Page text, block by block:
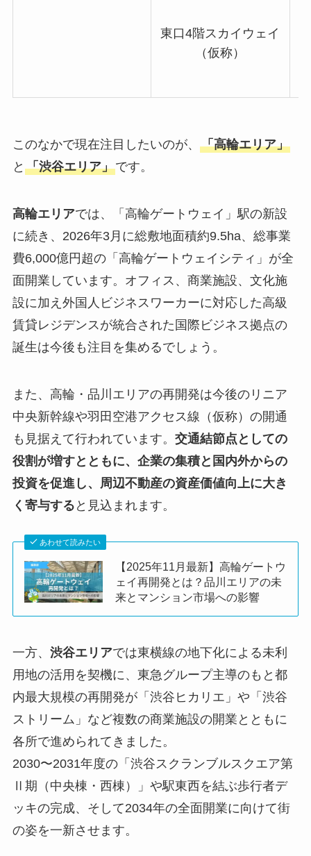
東口4階スカイウェイ
（仮称）
このなかで現在注目したいのが、 「高輪エリア」
と 「渋谷エリア」です。
高輪エリアでは、「高輪ゲートウェイ」駅の新設
に続き、2026年3月に総敷地面積約9.5ha、総事業
費6,000億円超の「高輪ゲートウェイシティ」が全
面開業しています。オフィス、商業施設、文化施
設に加え外国人ビジネスワーカーに対応した高級
賃貸レジデンスが統合された国際ビジネス拠点の
誕生は今後も注目を集めるでしょう。
また、高輪・品川エリアの再開発は今後のリニア
中央新幹線や羽田空港アクセス線（仮称）の開通
も見据えて行われています。 交通結節点としての
役割が増すとともに、企業の集積と国内外からの
投資を促進し、周辺不動産の資産価値向上に大き
く寄与する と見込まれます。
あわせて読みたい
【2025年11月最新】高輪ゲートウ
ェイ再開発とは？品川エリアの未
来とマンション市場への影響
一方、 渋谷エリアでは東横線の地下化による未利
用地の活用を契機に、東急グループ主導のもと都
内最大規模の再開発が「渋谷ヒカリエ」や「渋谷
ストリーム」など複数の商業施設の開業とともに
各所で進められてきました。
2030〜2031年度の「渋谷スクランブルスクエア第
Ⅱ期（中央棟・西棟）」や駅東西を結ぶ歩行者デ
ッキの完成、そして2034年の全面開業に向けて街
の姿を一新させます。